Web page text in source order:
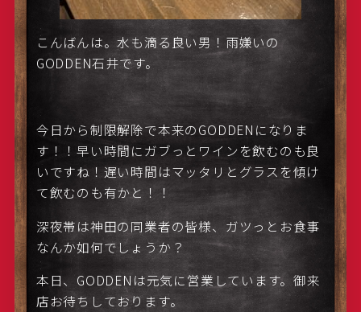
こんばんは。水も滴る良い男！雨嫌いの
GODDEN石井です。
今日から制限解除で本来のGODDENになりま
す！！早い時間にガブっとワインを飲むのも良
いですね！遅い時間はマッタリとグラスを傾け
て飲むのも有かと！！
深夜帯は神田の同業者の皆様、ガツっとお食事
なんか如何でしょうか？
本日、GODDENは元気に営業しています。御来
店お待ちしております。